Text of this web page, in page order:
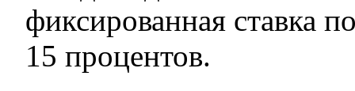
фиксированная ставка
15 процентов.